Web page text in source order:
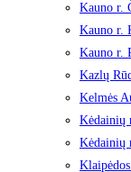
Kauno r.
Kauno r.
Kauno r.
Kazlų
Kelmės
Kėdainių
Kėdainių